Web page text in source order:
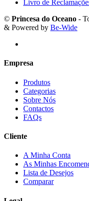
Livro de
© Princesa do Oceano -
& Powered by Be-Wide
Empresa
Produtos
Categorias
Sobre Nós
Contactos
FAQs
Cliente
A Minha Conta
As Minhas
Lista de Desejos
Comparar